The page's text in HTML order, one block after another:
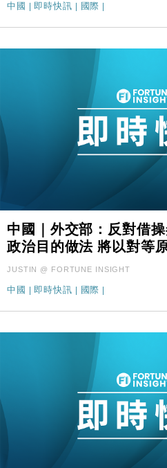
中國 | 即時快訊 | 國際 |
中國｜外交部：反對借
政治目的做法 將以對等
JUSTIN @ FORTUNE INSIGHT
中國 即時快訊 國際